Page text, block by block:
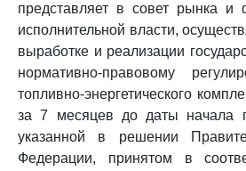
представляет в совет рынка и
исполнительной власти,
выработке и реализации
нормативно-правовому
топливно-энергетического
за 7 месяцев до даты начала
указанной в решении
Федерации, принятом в